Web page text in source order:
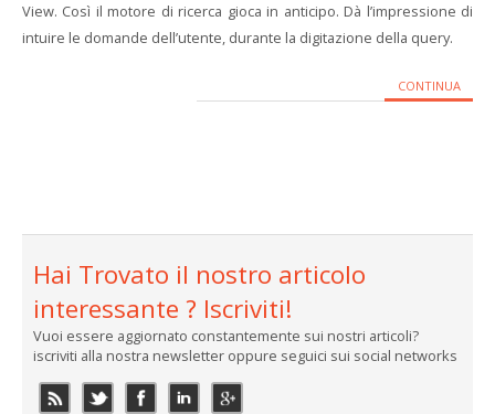
View. Così il motore di ricerca gioca in anticipo. Dà l’impressione di
intuire le domande dell’utente, durante la digitazione della query.
CONTINUA
Hai Trovato il nostro articolo
interessante ? Iscriviti!
Vuoi essere aggiornato constantemente sui nostri articoli?
iscriviti alla nostra newsletter oppure seguici sui social networks